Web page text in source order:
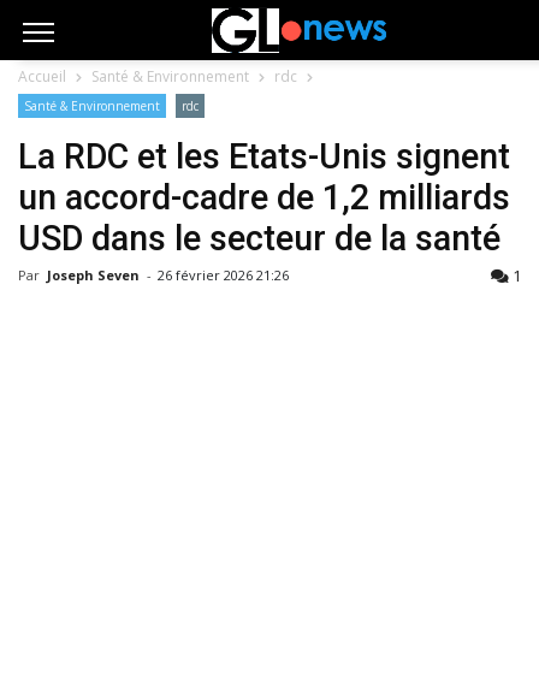
Accueil Santé & Environnement rdc
Santé & Environnement rdc
La RDC et les Etats-Unis signent
un accord-cadre de 1,2 milliards
USD dans le secteur de la santé
Par Joseph Seven - 26 février 2026 21:26 1